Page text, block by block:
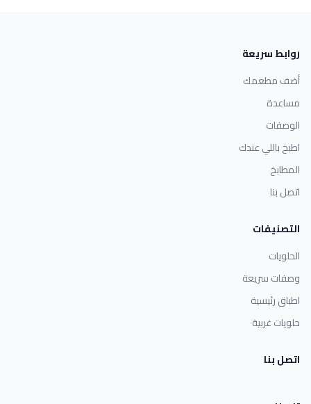
روابط سريعة
أضف مطعمك
مساعدة
الوصفات
اطبخ باللي عندك
المطابخ
اتصل بنا
التصنيفات
الحلويات
وصفات سريعة
اطباق رئيسية
حلويات غربية
اتصل بنا